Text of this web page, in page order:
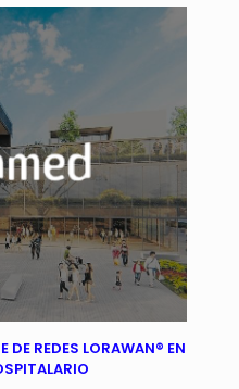
DE REDES LORAWAN® EN